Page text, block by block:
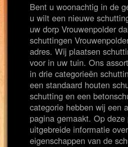
Bent u woonachtig in de
u wilt een nieuwe
uw dorp Vrouwenpolder
schuttingen
adres. Wij plaatsen
voor in uw tuin. Ons
in drie categorieën
een standaard houten
schutting en een
categorie hebben wij een
pagina gemaakt. Op
uitgebreide informatie
eigenschappen van de